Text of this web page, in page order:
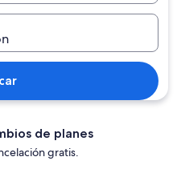
de planes
gratis.